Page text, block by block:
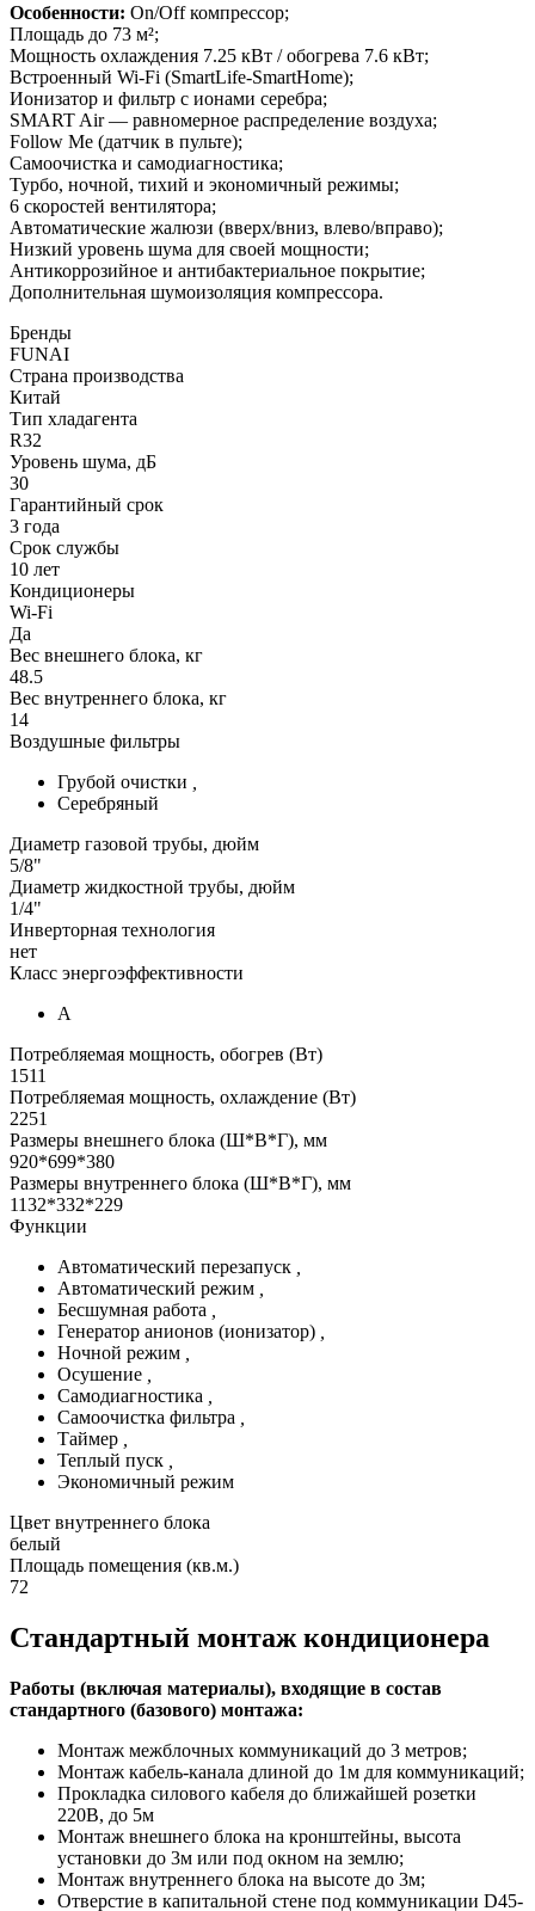
Особенности: On/Off компрессор;
Площадь до 73 м²;
Мощность охлаждения 7.25 кВт / обогрева 7.6 кВт;
Встроенный Wi-Fi (SmartLife-SmartHome);
Ионизатор и фильтр с ионами серебра;
SMART Air — равномерное распределение воздуха;
Follow Me (датчик в пульте);
Самоочистка и самодиагностика;
Турбо, ночной, тихий и экономичный режимы;
6 скоростей вентилятора;
Автоматические жалюзи (вверх/вниз, влево/вправо);
Низкий уровень шума для своей мощности;
Антикоррозийное и антибактериальное покрытие;
Дополнительная шумоизоляция компрессора.
Бренды
FUNAI
Страна производства
Китай
Тип хладагента
R32
Уровень шума, дБ
30
Гарантийный срок
3 года
Срок службы
10 лет
Кондиционеры
Wi-Fi
Да
Вес внешнего блока, кг
48.5
Вес внутреннего блока, кг
14
Воздушные фильтры
Грубой очистки
Серебряный
Диаметр газовой трубы, дюйм
5/8"
Диаметр жидкостной трубы, дюйм
1/4"
Инверторная технология
нет
Класс энергоэффективности
А
Потребляемая мощность, обогрев (Вт)
1511
Потребляемая мощность, охлаждение (Вт)
2251
Размеры внешнего блока (Ш*В*Г), мм
920*699*380
Размеры внутреннего блока (Ш*В*Г), мм
1132*332*229
Функции
Автоматический перезапуск
Автоматический режим
Бесшумная работа
Генератор анионов (ионизатор)
Ночной режим
Осушение
Самодиагностика
Самоочистка фильтра
Таймер
Теплый пуск
Экономичный режим
Цвет внутреннего блока
белый
Площадь помещения (кв.м.)
72
Стандартный монтаж кондиционера
Работы (включая материалы), входящие в состав
стандартного (базового) монтажа:
Монтаж межблочных коммуникаций до 3 метров;
Монтаж кабель-канала длиной до 1м для коммуникаций;
Прокладка силового кабеля до ближайшей розетки
220В, до 5м
Монтаж внешнего блока на кронштейны, высота
установки до 3м или под окном на землю;
Монтаж внутреннего блока на высоте до 3м;
Отверстие в капитальной стене под коммуникации D45-